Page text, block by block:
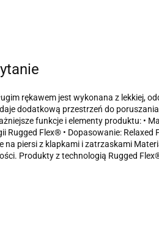
rękawem jest wykonana z lekkiej,
dodatkową przestrzeń do
funkcje i elementy produktu: •
Flex® • Dopasowanie: Relaxed
na piersi z klapkami i zatrzaskami
Produkty z technologią Rugged